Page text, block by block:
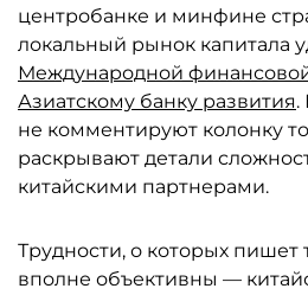
центробанке и минфине
локальный рынок капитала
Международной
Азиатскому банку развития.
не комментируют колонку
раскрывают детали
китайскими партнерами.
Трудности, о которых
вполне объективны —